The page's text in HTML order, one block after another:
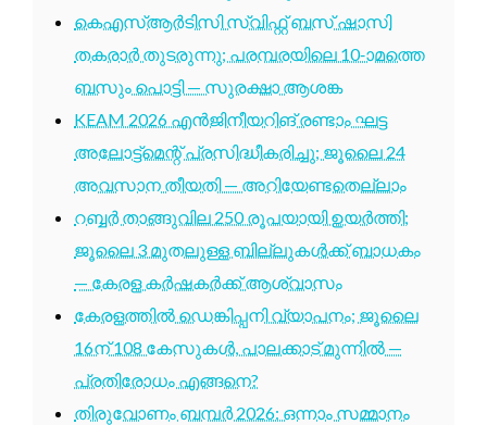
കെഎസ്ആർടിസി സ്വിഫ്റ്റ് ബസ് ഷാസി
തകരാർ തുടരുന്നു; പരമ്പരയിലെ 10-ാമത്തെ
ബസും പൊട്ടി — സുരക്ഷാ ആശങ്ക
KEAM 2026 എൻജിനീയറിങ് രണ്ടാം ഘട്ട
അലോട്ട്മെന്റ് പ്രസിദ്ധീകരിച്ചു; ജൂലൈ 24
അവസാന തീയതി — അറിയേണ്ടതെല്ലാം
റബ്ബർ താങ്ങുവില 250 രൂപയായി ഉയർത്തി;
ജൂലൈ 3 മുതലുള്ള ബില്ലുകൾക്ക് ബാധകം
— കേരള കർഷകർക്ക് ആശ്വാസം
കേരളത്തിൽ ഡെങ്കിപ്പനി വ്യാപനം; ജൂലൈ
16ന് 108 കേസുകൾ, പാലക്കാട് മുന്നിൽ —
പ്രതിരോധം എങ്ങനെ?
തിരുവോണം ബമ്പർ 2026: ഒന്നാം സമ്മാനം